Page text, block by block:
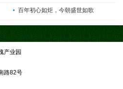
百年初心如炬，今朝盛世如歌
产业园
路82号